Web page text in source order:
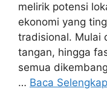
melirik potensi
ekonomi yang
tradisional. Mulai
tangan, hingga
semua
… Baca